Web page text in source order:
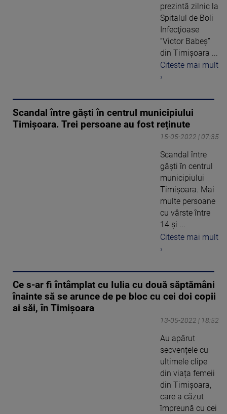
prezintă zilnic la
Spitalul de Boli
Infecţioase
”Victor Babeş”
din Timişoara ...
Citeste mai mult
›
Scandal între găști în centrul municipiului
Timişoara. Trei persoane au fost reținute
15-05-2022 | 07:35
Scandal între
găști în centrul
municipiului
Timişoara. Mai
multe persoane
cu vârste între
14 și ...
Citeste mai mult
›
Ce s-ar fi întâmplat cu Iulia cu două săptămâni
înainte să se arunce de pe bloc cu cei doi copii
ai săi, în Timișoara
13-05-2022 | 18:52
Au apărut
secvențele cu
ultimele clipe
din viața femeii
din Timișoara,
care a căzut
împreună cu cei